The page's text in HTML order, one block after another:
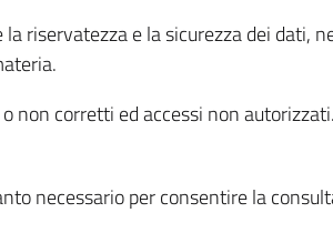
riservatezza e la sicurezza dei dati,
non corretti ed accessi non autorizzati.
necessario per consentire la